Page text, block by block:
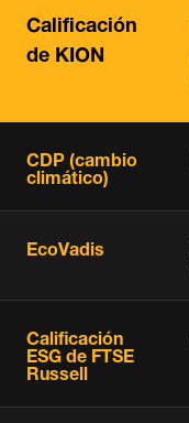
Calificación
de KION
CDP (cambio
climático)
EcoVadis
Calificación
ESG de FTSE
Russell